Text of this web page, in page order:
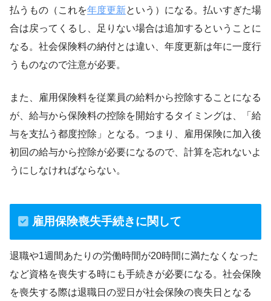
払うもの（これを年度更新という）になる。払いすぎた場
合は戻ってくるし、足りない場合は追加するということに
なる。社会保険料の納付とは違い、年度更新は年に一度行
うものなので注意が必要。
また、雇用保険料を従業員の給料から控除することになる
が、給与から保険料の控除を開始するタイミングは、「給
与を支払う都度控除」となる。つまり、雇用保険に加入後
初回の給与から控除が必要になるので、計算を忘れないよ
うにしなければならない。
雇用保険喪失手続きに関して
退職や1週間あたりの労働時間が20時間に満たなくなった
など資格を喪失する時にも手続きが必要になる。社会保険
を喪失する際は退職日の翌日が社会保険の喪失日となる